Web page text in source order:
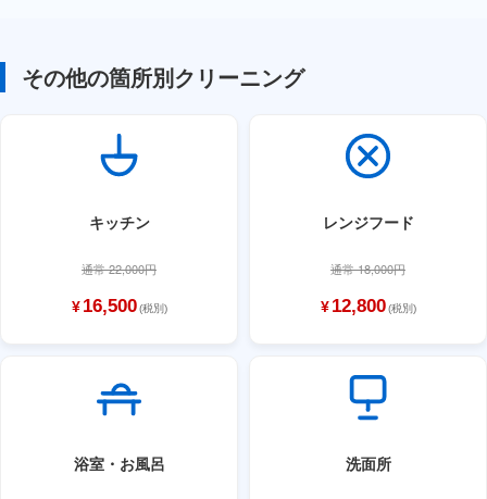
その他の箇所別クリーニング
キッチン
通常 22,000円
¥ 16,500 (税別)
レンジフード
通常 18,000円
¥ 12,800 (税別)
浴室・お風呂 洗面所